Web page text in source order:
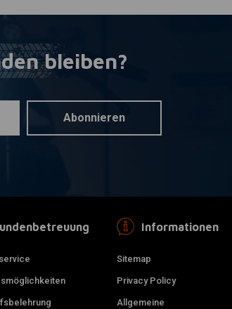
bleiben?
Abonnieren
Informationen
Sitemap
Privacy Policy
Allgemeine